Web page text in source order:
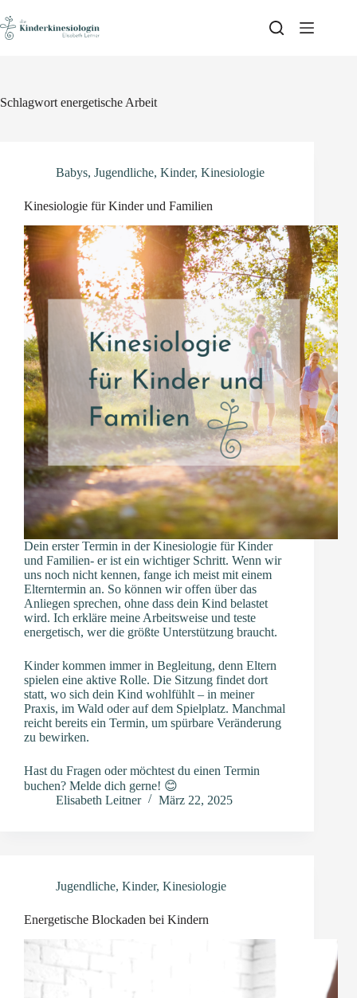
to
content
Schlagwort energetische Arbeit
Babys, Jugendliche, Kinder, Kinesiologie
Kinesiologie für Kinder und Familien
Dein erster Termin in der Kinesiologie für Kinder
und Familien- er ist ein wichtiger Schritt. Wenn wir
uns noch nicht kennen, fange ich meist mit einem
Elterntermin an. So können wir offen über das
Anliegen sprechen, ohne dass dein Kind belastet
wird. Ich erkläre meine Arbeitsweise und teste
energetisch, wer die größte Unterstützung braucht.
Kinder kommen immer in Begleitung, denn Eltern
spielen eine aktive Rolle. Die Sitzung findet dort
statt, wo sich dein Kind wohlfühlt – in meiner
Praxis, im Wald oder auf dem Spielplatz. Manchmal
reicht bereits ein Termin, um spürbare Veränderung
zu bewirken.
Hast du Fragen oder möchtest du einen Termin
buchen? Melde dich gerne! 😊
Elisabeth Leitner
März 22, 2025
Jugendliche, Kinder, Kinesiologie
Energetische Blockaden bei Kindern